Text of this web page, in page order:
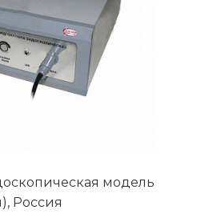
модель
Россия